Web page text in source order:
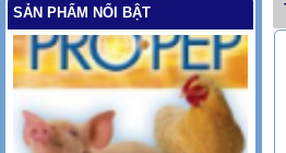
SẢN PHẨM NỔI BẬT
Laczyme